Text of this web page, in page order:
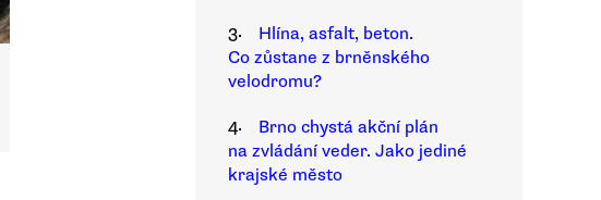
3.
Hlína, asfalt, beton.
Co zůstane z brněnského
velodromu?
4.
Brno chystá akční plán
na zvládání veder. Jako jediné
krajské město